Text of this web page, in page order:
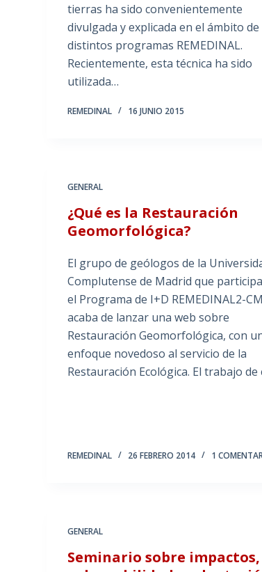
tierras ha sido convenientemente
divulgada y explicada en el ámbito de
distintos programas REMEDINAL.
Recientemente, esta técnica ha sido
utilizada…
REMEDINAL 16 JUNIO 2015
GENERAL
¿Qué es la Restauración
Geomorfológica?
El grupo de geólogos de la
Complutense de Madrid que
el Programa de I+D REMEDINAL2-CM
acaba de lanzar una web sobre
Restauración Geomorfológica, con
enfoque novedoso al servicio de la
Restauración Ecológica. El trabajo de
REMEDINAL 26 FEBRERO 2014 1
GENERAL
Seminario sobre impactos,